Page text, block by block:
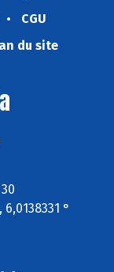
CGU
du site
°